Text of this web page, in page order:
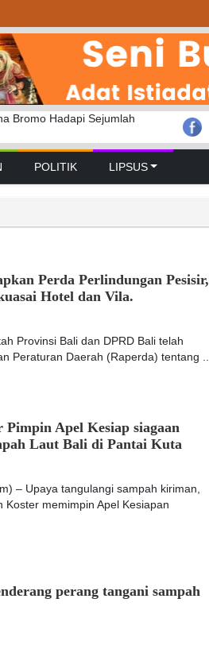
Bromo Hadapi Sejumlah
Tuban Digelar Massal
Atma Wedana Desa Adat
POLITIK LIPSUS
Perda Perlindungan Pesisir,
Hotel dan Vila.
Provinsi Bali dan DPRD Bali telah
Peraturan Daerah (Raperda) tentang ...
Apel Kesiap siagaan
Laut Bali di Pantai Kuta
– Upaya tangulangi sampah kiriman,
Koster memimpin Apel Kesiapan
perang tangani sampah